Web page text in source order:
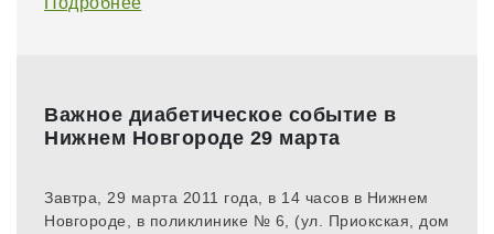
Важное диабетическое событие в
Нижнем Новгороде 29 марта
​Завтра, 29 марта 2011 года, в 14 часов в Нижнем
Новгороде, в поликлинике № 6, (ул. Приокская, дом